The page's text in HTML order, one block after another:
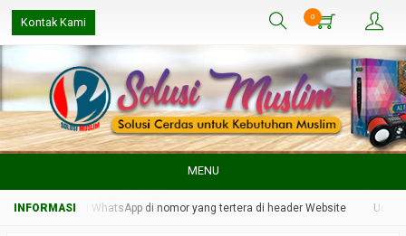
Kontak Kami 0
MENU
kami melalui WhatsApp di nomor yang tertera di header Website Untuk